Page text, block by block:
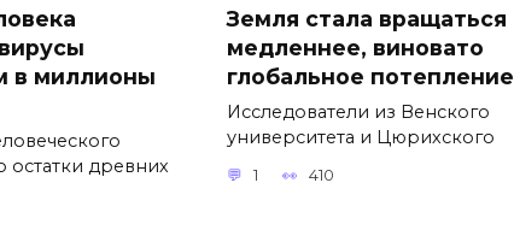
в миллионы
остатки древних
Земля стала вращаться
медленнее, виновато
глобальное потепление
Исследователи из Венского
университета и Цюрихского
1 410